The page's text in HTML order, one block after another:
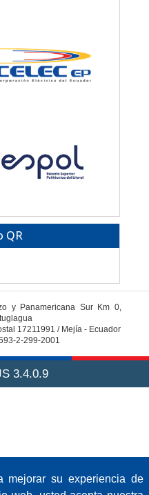
QR
y Panamericana Sur Km 0,
17211991 / Mejía - Ecuador
2-299-2001
mejorar su experiencia de
3.4.0.9